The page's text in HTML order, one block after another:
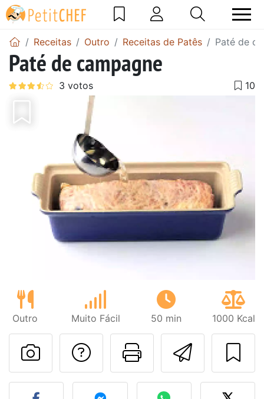
Receitas Outro Receitas de Patês Paté de
Paté de campagne
Outro Muito Fácil 50 min 1000 Kcal
Imprima
Falar com o autor
Fez esta receita?